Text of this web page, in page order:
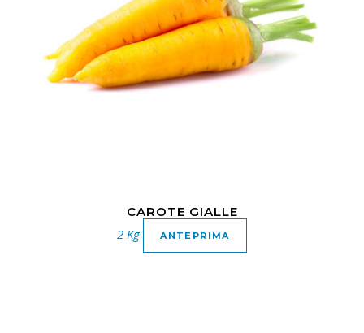
CAROTE GIALLE
2 Kg ANTEPRIMA